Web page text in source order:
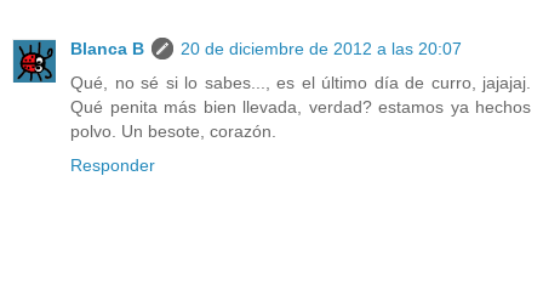
Blanca B
20 de diciembre de 2012 a las 20:07
Qué, no sé si lo sabes..., es el último día de curro, jajajaj.
Qué penita más bien llevada, verdad? estamos ya hechos
polvo. Un besote, corazón.
Responder